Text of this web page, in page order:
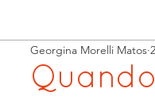
Georgina Morelli Matos